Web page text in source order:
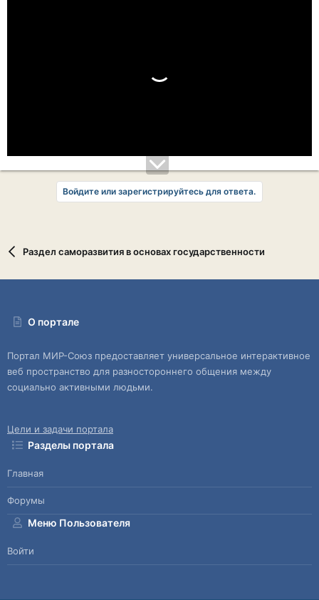
Войдите или зарегистрируйтесь для ответа.
Раздел саморазвития в основах государственности
О портале
Портал МИР-Союз предоставляет универсальное интерактивное
веб пространство для разностороннего общения между
социально активными людьми.
Цели и задачи портала
Разделы портала
Главная
Форумы
Меню Пользователя
Войти